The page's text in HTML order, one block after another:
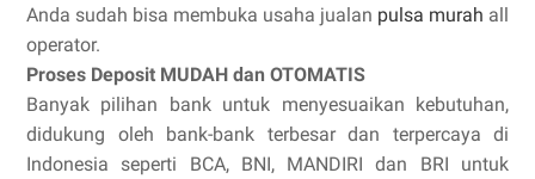
Anda sudah bisa membuka usaha jualan pulsa murah all
operator.
Proses Deposit MUDAH dan OTOMATIS
Banyak pilihan bank untuk menyesuaikan kebutuhan,
didukung oleh bank-bank terbesar dan terpercaya di
Indonesia seperti BCA, BNI, MANDIRI dan BRI untuk